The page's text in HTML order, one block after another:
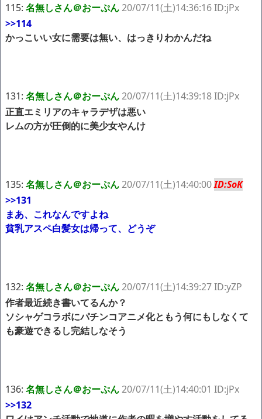
115: 名無しさん＠おーぷん20/07/11(土)14:36:16 ID:jPx
>>114
かっこいい女に需要は無い、はっきりわかんだね
131: 名無しさん＠おーぷん20/07/11(土)14:39:18 ID:jPx
正直エミリアのキャラデザは悪い
レムの方が圧倒的に美少女やんけ
135: 名無しさん＠おーぷん20/07/11(土)14:40:00ID:SoK
>>131
まあ、これなんですよね
貧乳アスペ白髪女は帰って、どうぞ
132: 名無しさん＠おーぷん20/07/11(土)14:39:27 ID:yZP
作者最近続き書いてるんか？
ソシャゲコラボにパチンコアニメ化ともう何にもしなくて
も豪遊できるし完結しなそう
136: 名無しさん＠おーぷん20/07/11(土)14:40:01 ID:jPx
>>132